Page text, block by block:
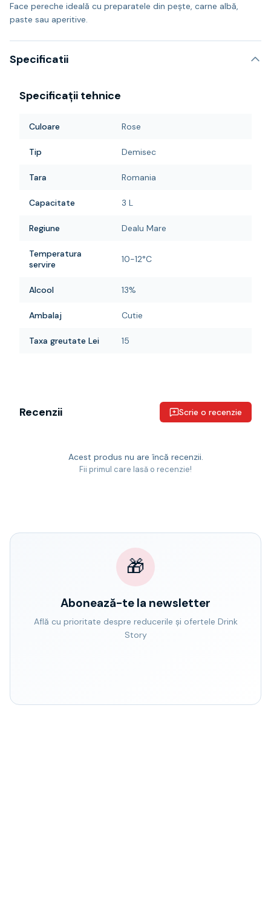
Face pereche ideală cu preparatele din pește, carne albă,
paste sau aperitive.
Specificatii
Specificații tehnice
Culoare Rose
Tip Demisec
Tara Romania
Capacitate 3 L
Regiune Dealu Mare
Temperatura
servire
10-12°C
Alcool 13%
Ambalaj Cutie
Taxa greutate Lei 15
Recenzii Scrie o recenzie
Acest produs nu are încă recenzii.
Fii primul care lasă o recenzie!
🎁
Abonează-te la newsletter
Află cu prioritate despre reducerile și ofertele Drink
Story